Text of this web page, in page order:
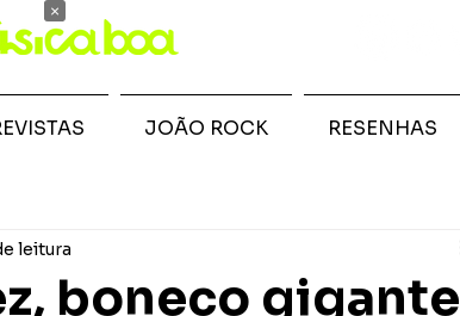
boneco gigante
leitura
JOÃO ROCK RESENHAS
×